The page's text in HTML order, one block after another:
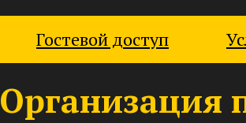
Гостевой доступ
Организация